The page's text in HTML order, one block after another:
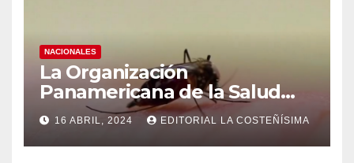
NACIONALES
La Organización
Panamericana de la Salud
(OPS), recomienda reforzar
medidas ante el aumento de
casos de dengue
16 ABRIL, 2024 EDITORIAL LA COSTEÑÍSIMA